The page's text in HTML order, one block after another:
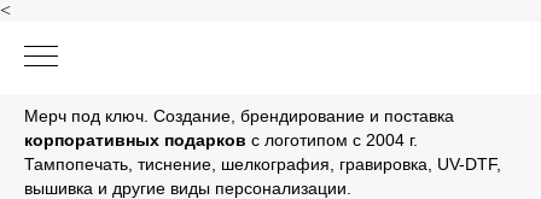
<
Мерч под ключ. Создание, брендирование и поставка
корпоративных подарков с логотипом с 2004 г.
Тампопечать, тиснение, шелкография, гравировка, UV-DTF,
вышивка и другие виды персонализации.